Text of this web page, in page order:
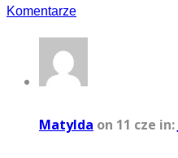
Komentarze
Matylda on 11 cze in: